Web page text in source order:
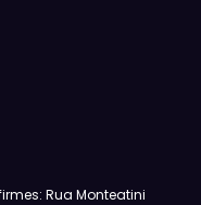
Rua Monteatini